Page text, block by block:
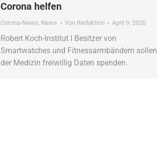
Corona helfen
Corona-News, News Von Redaktion April 9, 2020
Robert Koch-Institut ǀ Besitzer von
Smartwatches und Fitnessarmbändern sollen
der Medizin freiwillig Daten spenden.